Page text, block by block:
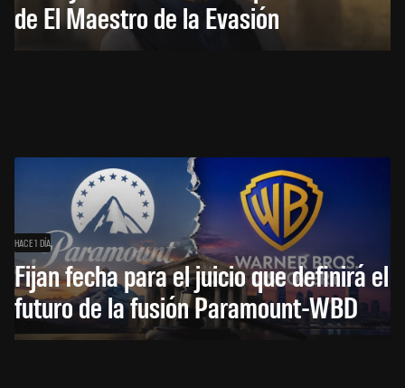
de El Maestro de la Evasión
HACE 1 DÍA
Fijan fecha para el juicio que definirá el
futuro de la fusión Paramount-WBD